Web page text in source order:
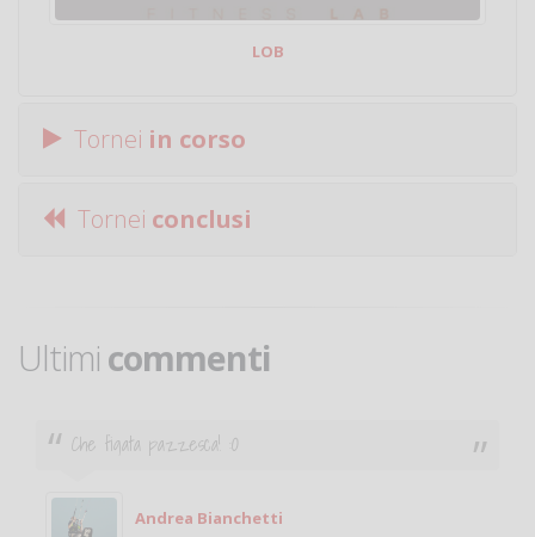
LOB
Tornei in corso
Tornei conclusi
Ultimi commenti
Ciao. Sono a Treviglio da poco e vorrei tornare a
giocare. Se sei in zona e puoi giocare fammi sapere.
Michele